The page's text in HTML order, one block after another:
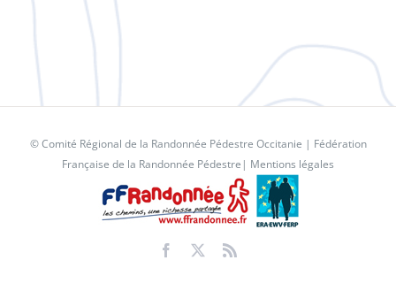
© Comité Régional de la Randonnée Pédestre Occitanie | Fédération
Française de la Randonnée Pédestre | Mentions légales
Facebook